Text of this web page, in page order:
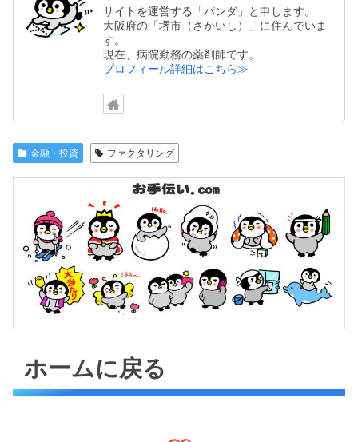
サイトを運営する「パンダ」と申します。
大阪府の「堺市（さかいし）」に住んでいま
す。
現在、病院勤務の薬剤師です。
プロフィール詳細はこちら≫
金融・投資 ファクタリング
ホームに戻る